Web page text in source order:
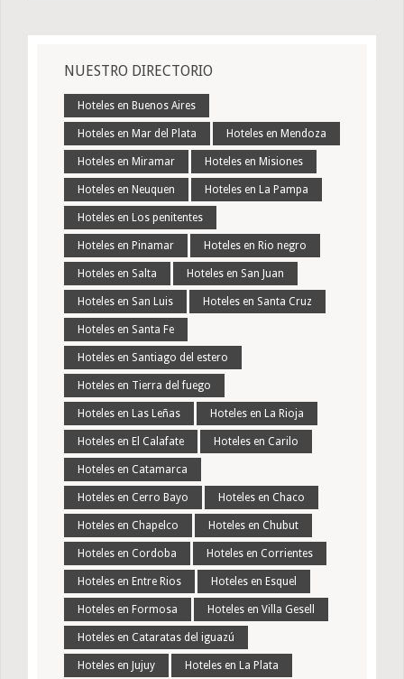
NUESTRO DIRECTORIO
Hoteles en Buenos Aires
Hoteles en Mar del Plata Hoteles en Mendoza
Hoteles en Miramar Hoteles en Misiones
Hoteles en Neuquen Hoteles en La Pampa
Hoteles en Los penitentes
Hoteles en Pinamar Hoteles en Rio negro
Hoteles en Salta Hoteles en San Juan
Hoteles en San Luis Hoteles en Santa Cruz
Hoteles en Santa Fe
Hoteles en Santiago del estero
Hoteles en Tierra del fuego
Hoteles en Las Leñas Hoteles en La Rioja
Hoteles en El Calafate Hoteles en Carilo
Hoteles en Catamarca
Hoteles en Cerro Bayo Hoteles en Chaco
Hoteles en Chapelco Hoteles en Chubut
Hoteles en Cordoba Hoteles en Corrientes
Hoteles en Entre Rios Hoteles en Esquel
Hoteles en Formosa Hoteles en Villa Gesell
Hoteles en Cataratas del iguazú
Hoteles en Jujuy Hoteles en La Plata